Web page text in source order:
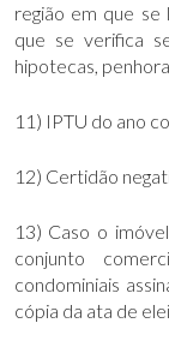
região em que
que se verifica
hipotecas,
11) IPTU do ano
12) Certidão
13) Caso o
conjunto
condominiais
cópia da ata de